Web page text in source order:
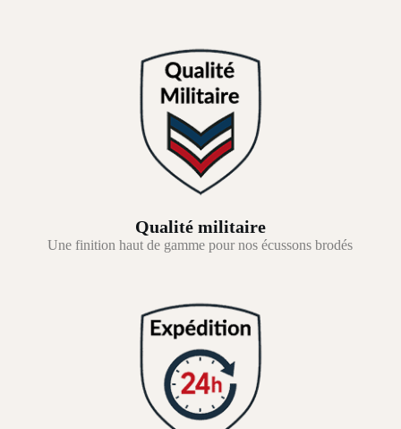
Qualité militaire
Une finition haut de gamme pour nos écussons brodés